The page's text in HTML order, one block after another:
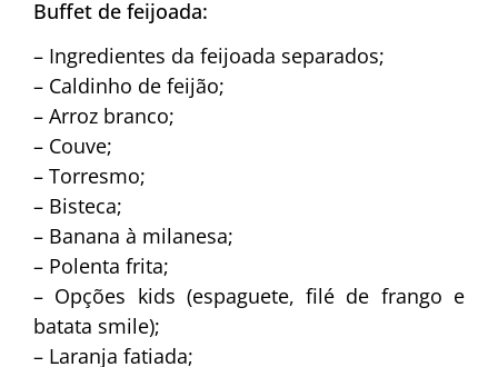
Buffet de feijoada:
– Ingredientes da feijoada separados;
– Caldinho de feijão;
– Arroz branco;
– Couve;
– Torresmo;
– Bisteca;
– Banana à milanesa;
– Polenta frita;
– Opções kids (espaguete, filé de frango e
batata smile);
– Laranja fatiada;